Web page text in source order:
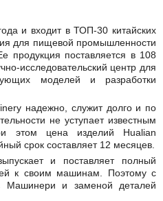
и входит в ТОП-30 китайских
для пищевой промышленности
продукция поставляется в 108
исследовательский центр для
моделей и разработки
надежно, служит долго и по
не уступает известным
этом цена изделий Hualian
срок составляет 12 месяцев.
и поставляет полный
к своим машинам. Поэтому с
Машинери и заменой деталей